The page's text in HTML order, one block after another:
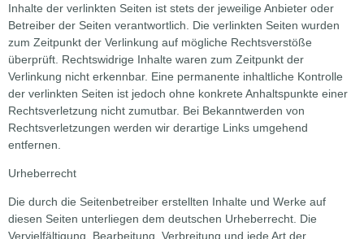
Inhalte der verlinkten Seiten ist stets der jeweilige Anbieter oder
Betreiber der Seiten verantwortlich. Die verlinkten Seiten wurden
zum Zeitpunkt der Verlinkung auf mögliche Rechtsverstöße
überprüft. Rechtswidrige Inhalte waren zum Zeitpunkt der
Verlinkung nicht erkennbar. Eine permanente inhaltliche Kontrolle
der verlinkten Seiten ist jedoch ohne konkrete Anhaltspunkte einer
Rechtsverletzung nicht zumutbar. Bei Bekanntwerden von
Rechtsverletzungen werden wir derartige Links umgehend
entfernen.
Urheberrecht
Die durch die Seitenbetreiber erstellten Inhalte und Werke auf
diesen Seiten unterliegen dem deutschen Urheberrecht. Die
Vervielfältigung, Bearbeitung, Verbreitung und jede Art der